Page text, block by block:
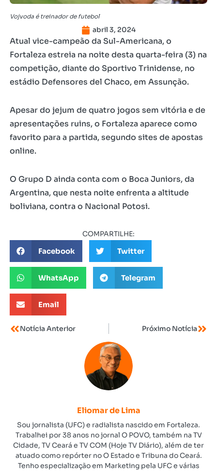
Vojvoda é treinador de futebol
abril 3, 2024
Atual vice-campeão da Sul-Americana, o
Fortaleza estreia na noite desta quarta-feira (3) na
competição, diante do Sportivo Trinidense, no
estádio Defensores del Chaco, em Assunção.
Apesar do jejum de quatro jogos sem vitória e de
apresentações ruins, o Fortaleza aparece como
favorito para a partida, segundo sites de apostas
online.
O Grupo D ainda conta com o Boca Juniors, da
Argentina, que nesta noite enfrenta a altitude
boliviana, contra o Nacional Potosi.
COMPARTILHE:
Facebook Twitter
WhatsApp Telegram
Email
Notícia Anterior Próximo Notícia
Eliomar de Lima
Sou jornalista (UFC) e radialista nascido em Fortaleza.
Trabalhei por 38 anos no jornal O POVO, também na TV
Cidade, TV Ceará e TV COM (Hoje TV Diário), além de ter
atuado como repórter no O Estado e Tribuna do Ceará.
Tenho especialização em Marketing pela UFC e várias